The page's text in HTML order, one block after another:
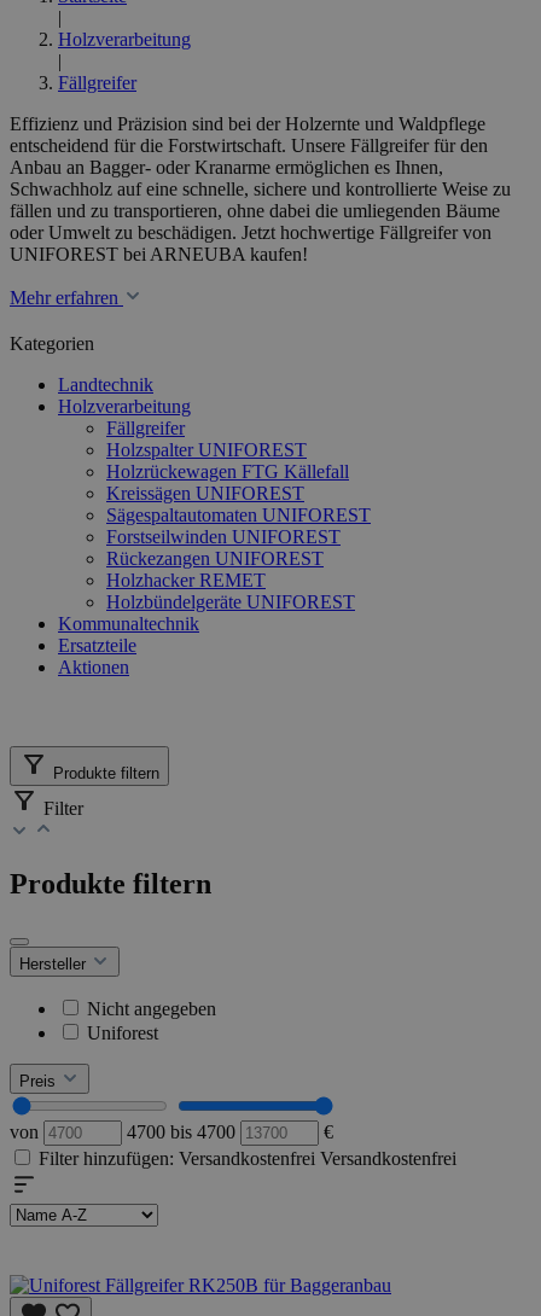
|
Holzverarbeitung
|
Fällgreifer
Effizienz und Präzision sind bei der Holzernte und Waldpflege
entscheidend für die Forstwirtschaft. Unsere Fällgreifer für den
Anbau an Bagger- oder Kranarme ermöglichen es Ihnen,
Schwachholz auf eine schnelle, sichere und kontrollierte Weise zu
fällen und zu transportieren, ohne dabei die umliegenden Bäume
oder Umwelt zu beschädigen. Jetzt hochwertige Fällgreifer von
UNIFOREST bei ARNEUBA kaufen!
Mehr erfahren
Kategorien
Landtechnik
Holzverarbeitung
Fällgreifer
Holzspalter UNIFOREST
Holzrückewagen FTG Källefall
Kreissägen UNIFOREST
Sägespaltautomaten UNIFOREST
Forstseilwinden UNIFOREST
Rückezangen UNIFOREST
Holzhacker REMET
Holzbündelgeräte UNIFOREST
Kommunaltechnik
Ersatzteile
Aktionen
Produkte filtern
Filter
Produkte filtern
Hersteller
Nicht angegeben
Uniforest
Preis
von 4700 bis 4700
€
Filter hinzufügen: Versandkostenfrei Versandkostenfrei